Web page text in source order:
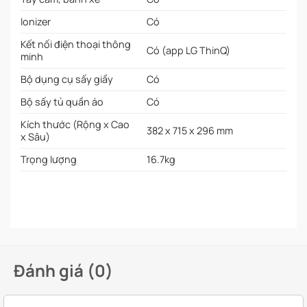
Ionizer
Có
Kết nối điện thoại thông
minh
Có (app LG ThinQ)
Bộ dụng cụ sấy giầy
Có
Bộ sấy tủ quần áo
Có
Kích thước (Rộng x Cao
x Sâu)
382 x 715 x 296 mm
Trọng lượng 16.7kg
Đánh giá (0)